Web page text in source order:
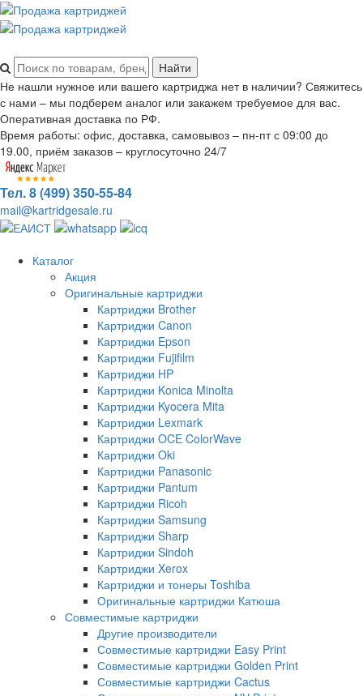
Не нашли нужное или вашего картриджа нет в наличии? Свяжитесь
с нами – мы подберем аналог или закажем требуемое для вас.
Оперативная доставка по РФ.
Время работы: офис, доставка, самовывоз – пн-пт с 09:00 до
19.00, приём заказов – круглосуточно 24/7
Тел. 8 (499) 350-55-84
mail@kartridgesale.ru
Каталог
Акция
Оригинальные картриджи
Картриджи Brother
Картриджи Canon
Картриджи Epson
Картриджи Fujifilm
Картриджи HP
Картриджи Konica Minolta
Картриджи Kyocera Mita
Картриджи Lexmark
Картриджи OCE ColorWave
Картриджи Oki
Картриджи Panasonic
Картриджи Pantum
Картриджи Ricoh
Картриджи Samsung
Картриджи Sharp
Картриджи Sindoh
Картриджи Xerox
Картриджи и тонеры Toshiba
Оригинальные картриджи Катюша
Совместимые картриджи
Другие производители
Совместимые картриджи Easy Print
Совместимые картриджи Golden Print
Совместимые картриджи Cactus